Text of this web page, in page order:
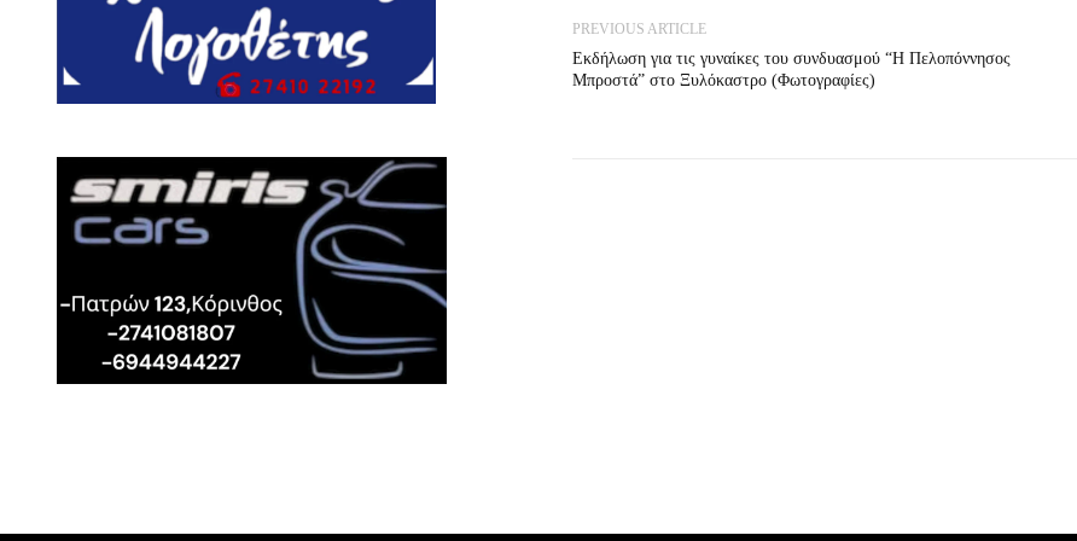
PREVIOUS ARTICLE
Εκδήλωση για τις γυναίκες του συνδυασμού “Η Πελοπόννησος
Μπροστά” στο Ξυλόκαστρο (Φωτογραφίες)